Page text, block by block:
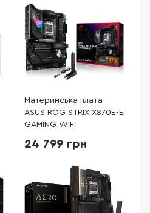
Материнська плата
ASUS ROG STRIX X870E-E
GAMING WIFI
24 799 грн